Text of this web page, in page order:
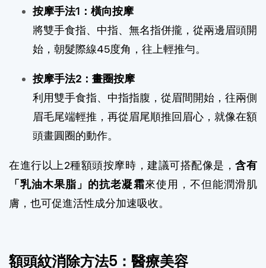
按摩手法1：橫向按摩
將雙手食指、中指、無名指併攏，從兩邊眉頭開
始，朝髮際線45度角，往上輕推勻。
按摩手法2：畫圈按摩
利用雙手食指、中指指腹，從眉間開始，往兩側
眉毛尾端輕推，再從眉尾順推回眉心，就像在額
頭畫圓圈的動作。
在進行以上2種額頭按摩時，建議可搭配像是，含有
「乳油木果脂」的抗老凝霜來使用，不但能潤滑肌
膚，也可促進活性成分加速吸收。
額頭紋消除方法5：醫療美容